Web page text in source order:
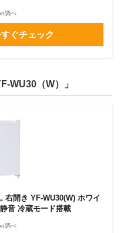
調べ
ぐチェック
WU30（W）」
右開き YF-WU30(W) ホワイ
音 冷蔵モード搭載
調べ